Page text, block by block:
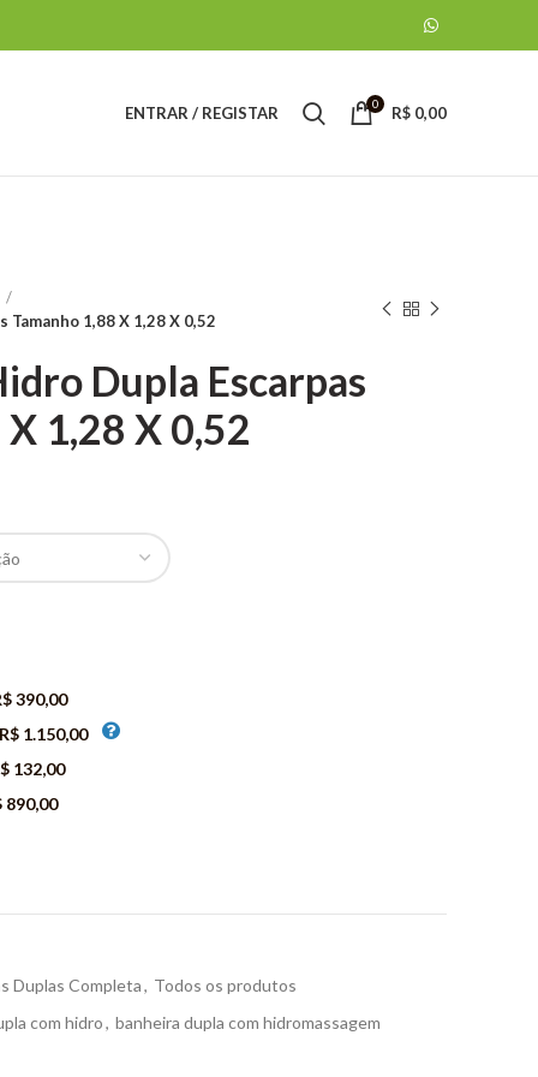
ENTRAR / REGISTAR 0 R$ 0,00
1,88 X 1,28 X 0,52
Dupla Escarpas
1,28 X 0,52
390,00
R$ 1.150,00
132,00
890,00
Duplas Completa, Todos os produtos
com hidro, banheira dupla com hidromassagem